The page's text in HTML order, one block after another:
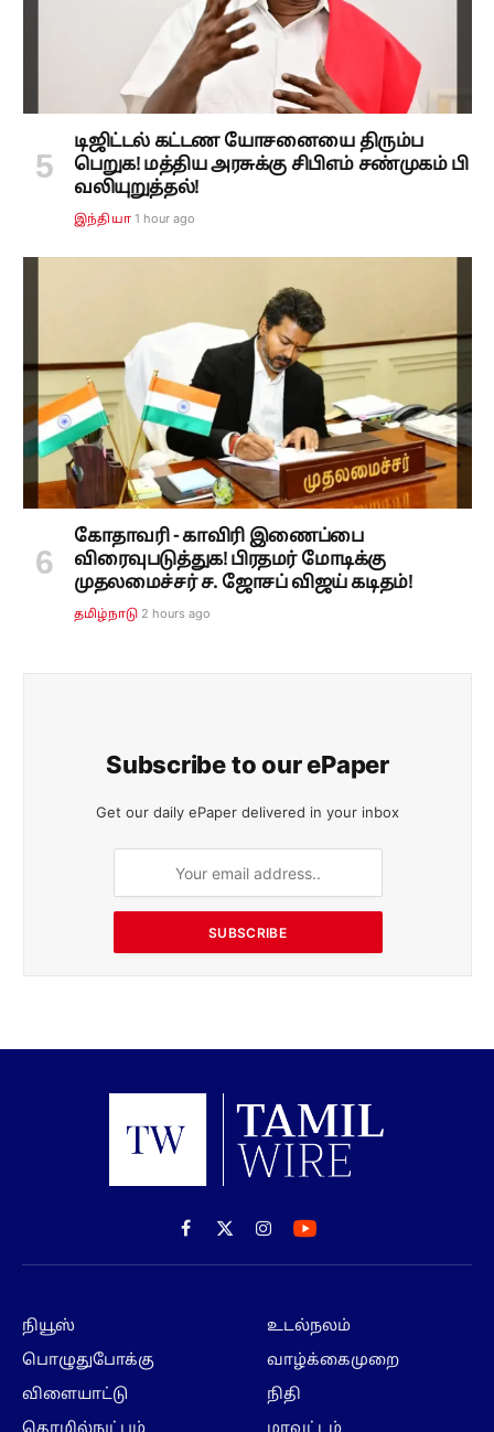
டிஜிட்டல் கட்டண யோசனையை திரும்ப
பெறுக! மத்திய அரசுக்கு சிபிஎம் சண்முகம் பி
வலியுறுத்தல்!
இந்தியா 1 hour ago
கோதாவரி - காவிரி இணைப்பை
விரைவுபடுத்துக! பிரதமர் மோடிக்கு
முதலமைச்சர் ச. ஜோசப் விஜய் கடிதம்!
தமிழ்நாடு 2 hours ago
Subscribe to our ePaper
Get our daily ePaper delivered in your inbox
SUBSCRIBE
Facebook
X
(Twitter)
Instagram
நியூஸ்
பொழுதுபோக்கு
விளையாட்டு
உடல்நலம்
வாழ்க்கைமுறை
நிதி